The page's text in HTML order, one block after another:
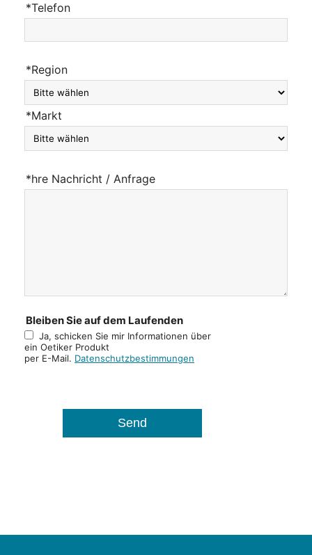
*Telefon
*Region
*Markt
*hre Nachricht / Anfrage
Bleiben Sie auf dem Laufenden
Ja, schicken Sie mir Informationen über
ein Oetiker Produkt
per E-Mail. Datenschutzbestimmungen